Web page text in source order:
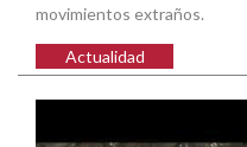
movimientos extraños.
Actualidad